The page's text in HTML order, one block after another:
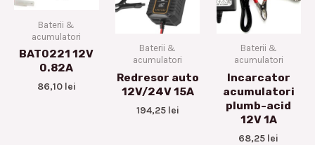
Baterii &
acumulatori
BAT0221 12V
0.82A
86,10 lei
Baterii &
acumulatori
Redresor auto
12V/24V 15A
194,25 lei
Baterii &
acumulatori
Incarcator
acumulatori
plumb-acid
12V 1A
68,25 lei